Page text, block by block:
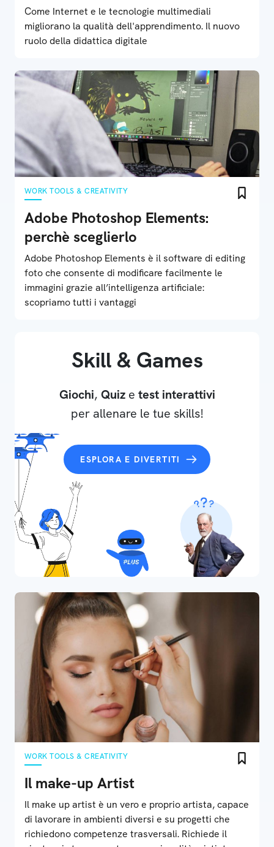
Come Internet e le tecnologie multimediali
migliorano la qualità dell'apprendimento. Il nuovo
ruolo della didattica digitale
WORK TOOLS & CREATIVITY
Adobe Photoshop Elements:
perchè sceglierlo
Adobe Photoshop Elements è il software di editing
foto che consente di modificare facilmente le
immagini grazie all’intelligenza artificiale:
scopriamo tutti i vantaggi
Skill & Games
Giochi, Quize test interattivi
per allenare le tue skills!
ESPLORA E DIVERTITI
WORK TOOLS & CREATIVITY
Il make-up Artist
Il make up artist è un vero e proprio artista, capace
di lavorare in ambienti diversi e su progetti che
richiedono competenze trasversali. Richiede il